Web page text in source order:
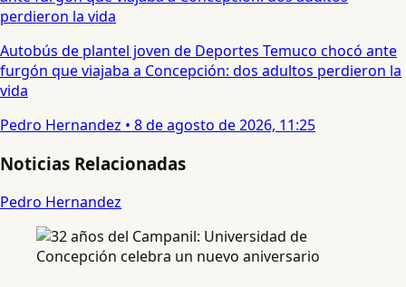
Autobús de plantel joven de Deportes Temuco chocó ante
furgón que viajaba a Concepción: dos adultos perdieron la
vida
Pedro Hernandez • 8 de agosto de 2026, 11:25
Noticias Relacionadas
Pedro Hernandez